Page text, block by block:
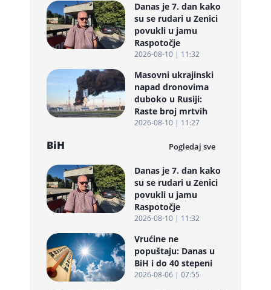
Danas je 7. dan kako
su se rudari u Zenici
povukli u jamu
Raspotočje
2026-08-10 | 11:32
Masovni ukrajinski
napad dronovima
duboko u Rusiji:
Raste broj mrtvih
2026-08-10 | 11:27
BiH Pogledaj sve
Danas je 7. dan kako
su se rudari u Zenici
povukli u jamu
Raspotočje
2026-08-10 | 11:32
Vrućine ne
popuštaju: Danas u
BiH i do 40 stepeni
2026-08-06 | 07:55